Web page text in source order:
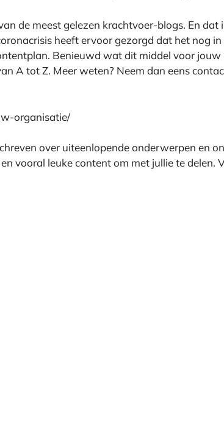
de meest gelezen krachtvoer-blogs. En
heeft ervoor gezorgd dat het nog
Benieuwd wat dit middel voor jouw
A tot Z. Meer weten? Neem dan eens
organisatie/
over uiteenlopende onderwerpen en
vooral leuke content om met jullie te delen.